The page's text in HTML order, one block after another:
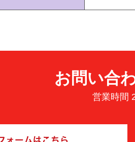
お問い合
営業時間